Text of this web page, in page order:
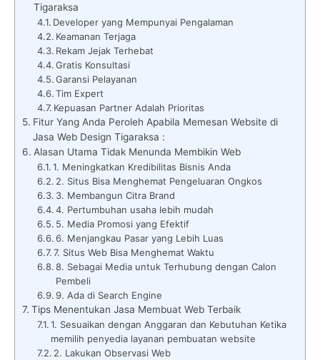
Tigaraksa
Developer yang Mempunyai Pengalaman
Keamanan Terjaga
Rekam Jejak Terhebat
Gratis Konsultasi
Garansi Pelayanan
Tim Expert
Kepuasan Partner Adalah Prioritas
Fitur Yang Anda Peroleh Apabila Memesan Website di
Jasa Web Design Tigaraksa :
Alasan Utama Tidak Menunda Membikin Web
1. Meningkatkan Kredibilitas Bisnis Anda
2. Situs Bisa Menghemat Pengeluaran Ongkos
3. Membangun Citra Brand
4. Pertumbuhan usaha lebih mudah
5. Media Promosi yang Efektif
6. Menjangkau Pasar yang Lebih Luas
7. Situs Web Bisa Menghemat Waktu
8. Sebagai Media untuk Terhubung dengan Calon
Pembeli
9. Ada di Search Engine
Tips Menentukan Jasa Membuat Web Terbaik
1. Sesuaikan dengan Anggaran dan Kebutuhan Ketika
memilih penyedia layanan pembuatan website
2. Lakukan Observasi Web